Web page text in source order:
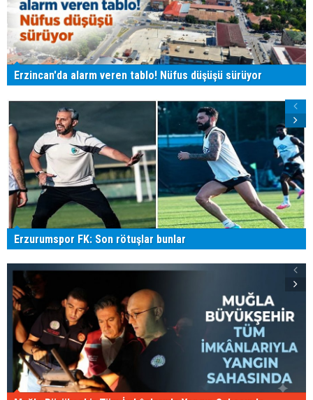
Erzincan'da alarm veren tablo! Nüfus düşüşü sürüyor
Erzurumspor FK: Son rötuşlar bunlar